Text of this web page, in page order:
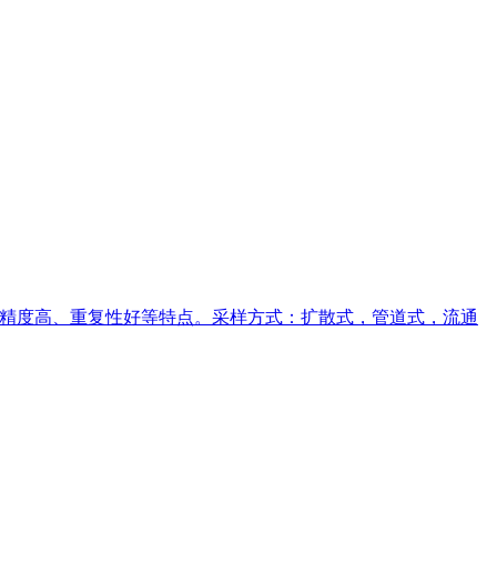
度高、重复性好等特点。采样方式：扩散式，管道式，流通